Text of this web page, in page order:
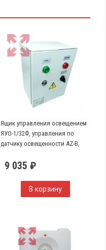
Ящик управления освещением
ЯУО-1/32Ф, управления по
датчику освещенности AZ-B,
9 035 ₽
В корзину